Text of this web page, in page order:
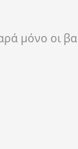
μόνο οι